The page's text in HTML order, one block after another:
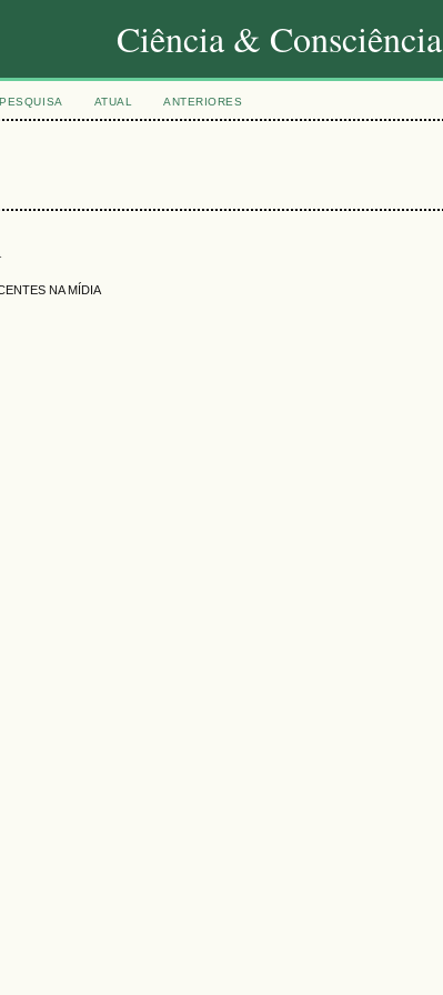
Ciência & Consciência
PESQUISA ATUAL ANTERIORES
NA MÍDIA